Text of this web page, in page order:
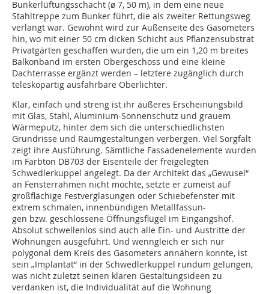
Bunkerlüftungsschacht (ø 7, 50 m), in dem eine neue
Stahltreppe zum Bunker führt, die als zweiter Rettungsweg
verlangt war. Gewohnt wird zur Außenseite des Gasometers
hin, wo mit einer 50 cm dicken Schicht aus Pflanzensubstrat
Privatgärten geschaffen wurden, die um ein 1,20 m breites
Balkonband im ersten Obergeschoss und eine kleine
Dachterrasse ergänzt werden – letztere zugänglich durch
teleskopartig ausfahrbare Oberlichter.
Klar, einfach und streng ist ihr äußeres Erscheinungsbild
mit Glas, Stahl, Aluminium-Sonnenschutz und grauem
Wärmeputz, hinter dem sich die unterschiedlichsten
Grundrisse und Raumgestaltungen verbergen. Viel Sorgfalt
zeigt ihre Ausführung. Sämtliche Fassadenelemente wurden
im Farbton DB703 der Eisenteile der freigelegten
Schwedlerkuppel angelegt. Da der Architekt das „Gewusel“
an Fensterrahmen nicht mochte, setzte er zumeist auf
großflächige Festverglasungen oder Schiebefenster mit
extrem schmalen, innenbündigen Metallfassun-
gen bzw. geschlossene Öffnungsflügel im Eingangshof.
Absolut schwellenlos sind auch alle Ein- und Austritte der
Wohnungen ausgeführt. Und wenngleich er sich nur
polygonal dem Kreis des Gasometers annähern konnte, ist
sein „Implantat“ in der Schwedlerkuppel rundum gelungen,
was nicht zuletzt seinen klaren Gestaltungsideen zu
verdanken ist, die Individualität auf die Wohnung